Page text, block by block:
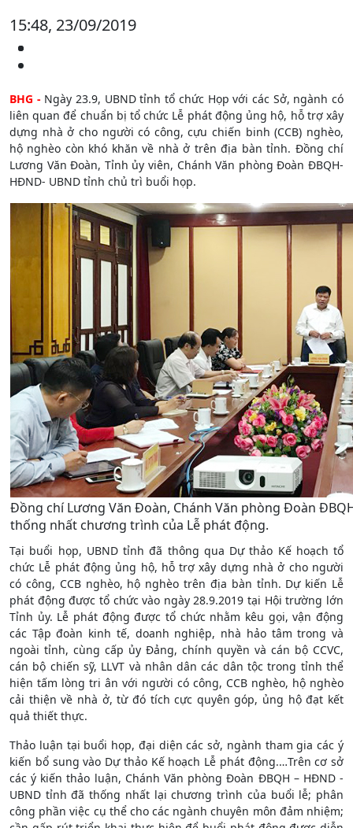
15:48, 23/09/2019
BHG - Ngày 23.9, UBND tỉnh tổ chức Họp với các Sở, ngành có
liên quan để chuẩn bị tổ chức Lễ phát động ủng hộ, hỗ trợ xây
dựng nhà ở cho người có công, cựu chiến binh (CCB) nghèo,
hộ nghèo còn khó khăn về nhà ở trên địa bàn tỉnh. Đồng chí
Lương Văn Đoàn, Tỉnh ủy viên, Chánh Văn phòng Đoàn ĐBQH-
HĐND- UBND tỉnh chủ trì buổi họp.
Đồng chí Lương Văn Đoàn, Chánh Văn phòng Đoàn
thống nhất chương trình của Lễ phát động.
Tại buổi họp, UBND tỉnh đã thông qua Dự thảo Kế hoạch tổ
chức Lễ phát động ủng hộ, hỗ trợ xây dựng nhà ở cho người
có công, CCB nghèo, hộ nghèo trên địa bàn tỉnh. Dự kiến Lễ
phát động được tổ chức vào ngày 28.9.2019 tại Hội trường lớn
Tỉnh ủy. Lễ phát động được tổ chức nhằm kêu gọi, vận động
các Tập đoàn kinh tế, doanh nghiệp, nhà hảo tâm trong và
ngoài tỉnh, cùng cấp ủy Đảng, chính quyền và cán bộ CCVC,
cán bộ chiến sỹ, LLVT và nhân dân các dân tộc trong tỉnh thể
hiện tấm lòng tri ân với người có công, CCB nghèo, hộ nghèo
cải thiện về nhà ở, từ đó tích cực quyên góp, ủng hộ đạt kết
quả thiết thực.
Thảo luận tại buổi họp, đại diện các sở, ngành tham gia các ý
kiến bổ sung vào Dự thảo Kế hoạch Lễ phát động.…Trên cơ sở
các ý kiến thảo luận, Chánh Văn phòng Đoàn ĐBQH – HĐND -
UBND tỉnh đã thống nhất lại chương trình của buổi lễ; phân
công phần việc cụ thể cho các ngành chuyên môn đảm nhiệm;